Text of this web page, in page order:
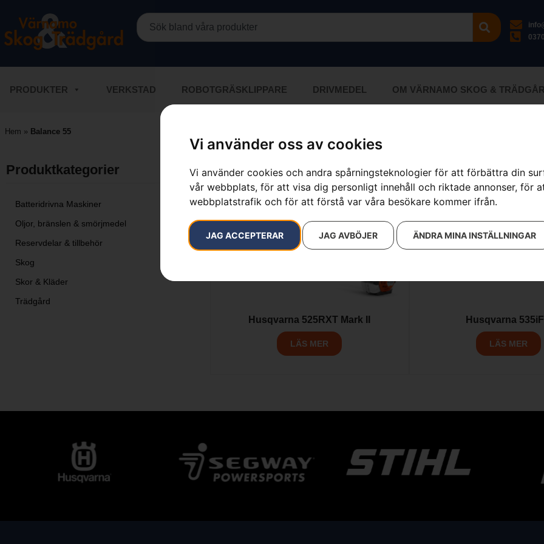
Vi använder oss av cookies
Vi använder cookies och andra spårningsteknologier för att förbättra din
vår webbplats, för att visa dig personligt innehåll och riktade annonser, för
webbplatstrafik och för att förstå var våra besökare kommer ifrån.
JAG ACCEPTERAR JAG AVBÖJER ÄNDRA MINA INSTÄLLNINGAR
PRODUKTER VERKSTAD ROBOTGRÄSKLIPPARE DRIVMEDEL OM VÄRNAMO SKOG &
Hem » Balance 55
Produktkategorier​
Batteridrivna Maskiner
Oljor, bränslen & smörjmedel
Reservdelar & tillbehör
Skog
Skor & Kläder
Trädgård
Husqvarna 525RXT Mark II
LÄS MER
Husqvarna
LÄS MER